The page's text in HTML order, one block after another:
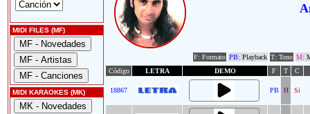
MIDI FILES (MF)
MIDI KARAOKES (MK)
F: Formato PB: Playback T: Tono M:
Código
LETRA DEMO F T C
18867 PB H Si